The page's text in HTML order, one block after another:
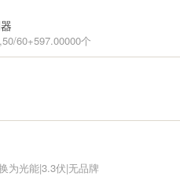
60+597.00000个
为光能|3.3伏|无品牌